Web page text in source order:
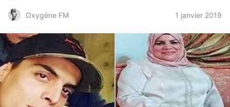
Oxygène FM 1 janvier 2019